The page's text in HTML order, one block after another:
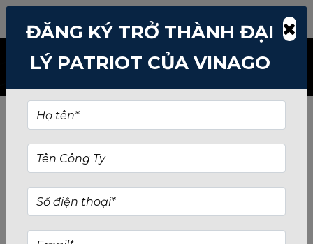
TÌM KIẾM: O-CUNG-SSD-480GB
ĐĂNG KÝ TRỞ THÀNH ĐẠI
LÝ PATRIOT CỦA VINAGO